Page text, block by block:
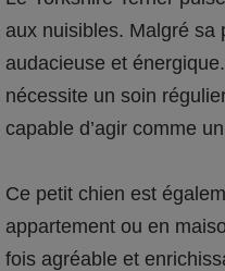
aux nuisibles. Malgré sa
audacieuse et
nécessite un soin
capable d’agir comme
Ce petit chien est
appartement ou en
fois agréable et